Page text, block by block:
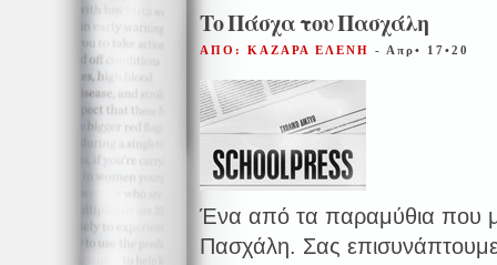
Το Πάσχα του Πασχάλη
ΑΠΟ: ΚΑΖΑΡΑ ΕΛΕΝΗ - Απρ• 17•20
Ένα από τα παραμύθια που
Πασχάλη. Σας